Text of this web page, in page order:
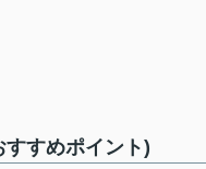
すめポイント)